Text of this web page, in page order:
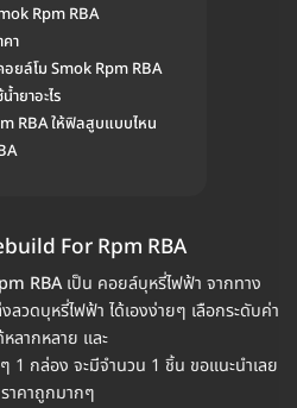
Rpm RBA
า
ยล์โม Smok Rpm RBA
ยาอะไร
RBA ให้ฟิลสูบแบบไหน
For Rpm RBA
RBAเป็น คอยล์บุหรี่ไฟฟ้า จากทาง
วดบุหรี่ไฟฟ้า ได้เองง่ายๆ เลือกระดับค่า
หลากหลาย และ
1 กล่อง จะมีจำนวน 1 ชิ้น ขอแนะนำเลย
าคาถูกมากๆ